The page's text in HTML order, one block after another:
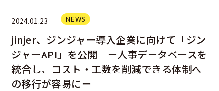
2024.01.23 NEWS
jinjer、ジンジャー導入企業に向けて「ジン
ジャーAPI」を公開 ー人事データベースを
統合し、コスト・工数を削減できる体制へ
の移行が容易にー